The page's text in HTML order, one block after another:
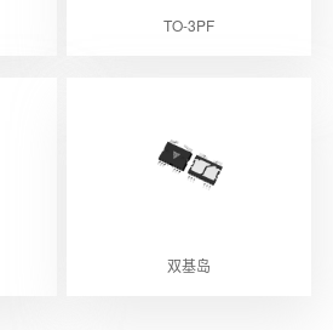
TO-3PF
双基岛